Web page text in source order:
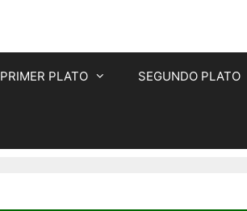
PRIMER PLATO SEGUNDO PLATO